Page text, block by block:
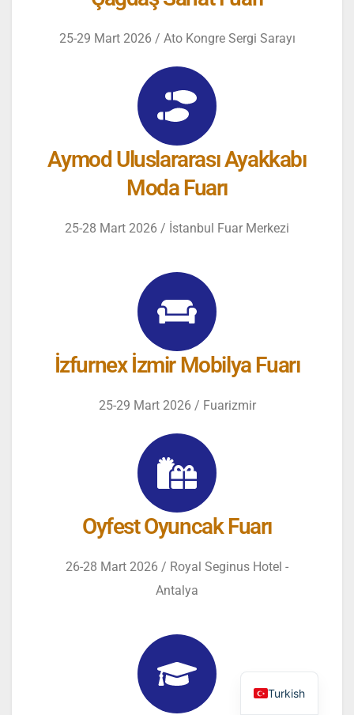
25-29 Mart 2026 / Ato Kongre Sergi Sarayı
Aymod Uluslararası Ayakkabı
Moda Fuarı
25-28 Mart 2026 / İstanbul Fuar Merkezi
İzfurnex İzmir Mobilya Fuarı
25-29 Mart 2026 / Fuarizmir
Oyfest Oyuncak Fuarı
26-28 Mart 2026 / Royal Seginus Hotel -
Antalya
Turkish